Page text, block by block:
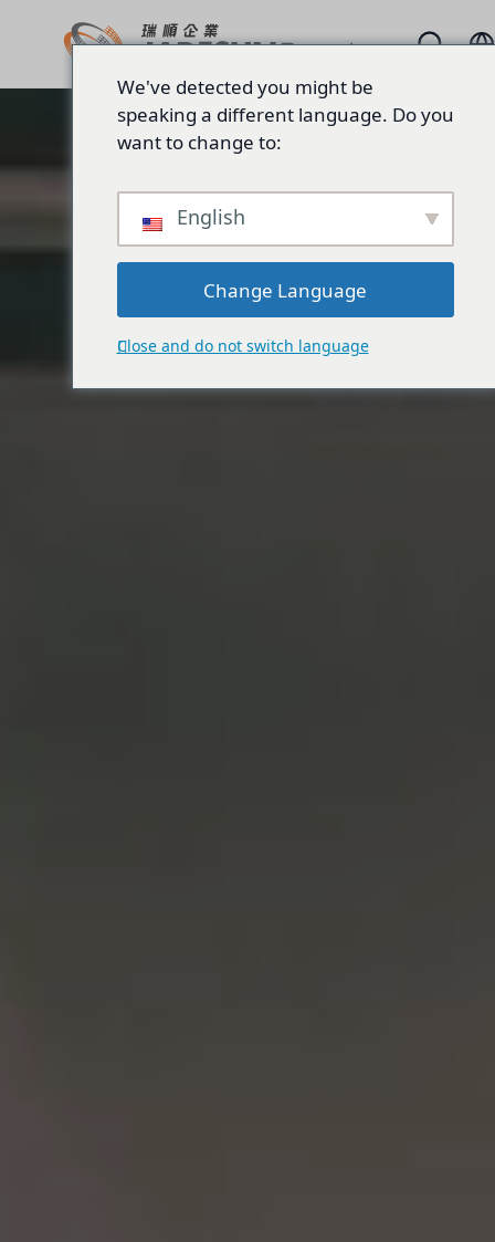
We've detected you might be
speaking a different language. Do you
want to change to:
English
Change Language
Close and do not switch language